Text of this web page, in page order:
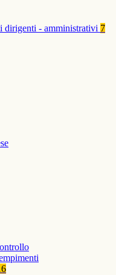
dirigenti - amministrativi 7